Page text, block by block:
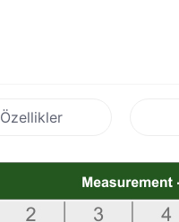
Özellikler